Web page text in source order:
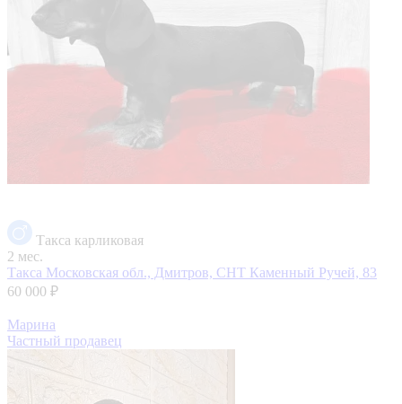
Такса карликовая
2 мес.
Такса Московская обл., Дмитров, СНТ Каменный Ручей, 83
60 000 ₽
Марина
Частный продавец